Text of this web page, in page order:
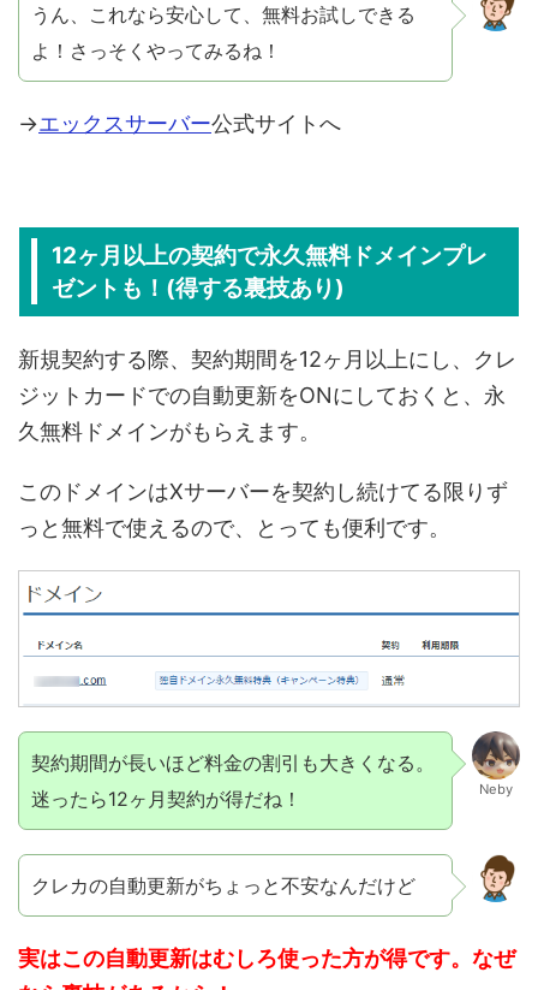
うん、これなら安心して、無料お試しできる
よ！さっそくやってみるね！
→エックスサーバー公式サイトへ
12ヶ月以上の契約で永久無料ドメインプレ
ゼントも！(得する裏技あり)
新規契約する際、契約期間を12ヶ月以上にし、クレ
ジットカードでの自動更新をONにしておくと、永
久無料ドメインがもらえます。
このドメインはXサーバーを契約し続けてる限りず
っと無料で使えるので、とっても便利です。
契約期間が長いほど料金の割引も大きくなる。
迷ったら12ヶ月契約が得だね！
Neby
クレカの自動更新がちょっと不安なんだけど
実はこの自動更新はむしろ使った方が得です。なぜ